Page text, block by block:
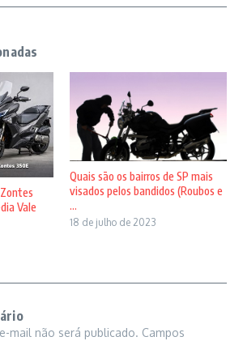
Vale
Quais são os bairros de SP mais
visados pelos bandidos (Roubos e
...
18 de julho de 2023
mail não será publicado. Campos